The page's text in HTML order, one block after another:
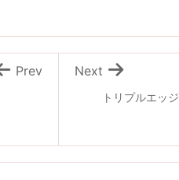
トリプルエッ
Next
Prev